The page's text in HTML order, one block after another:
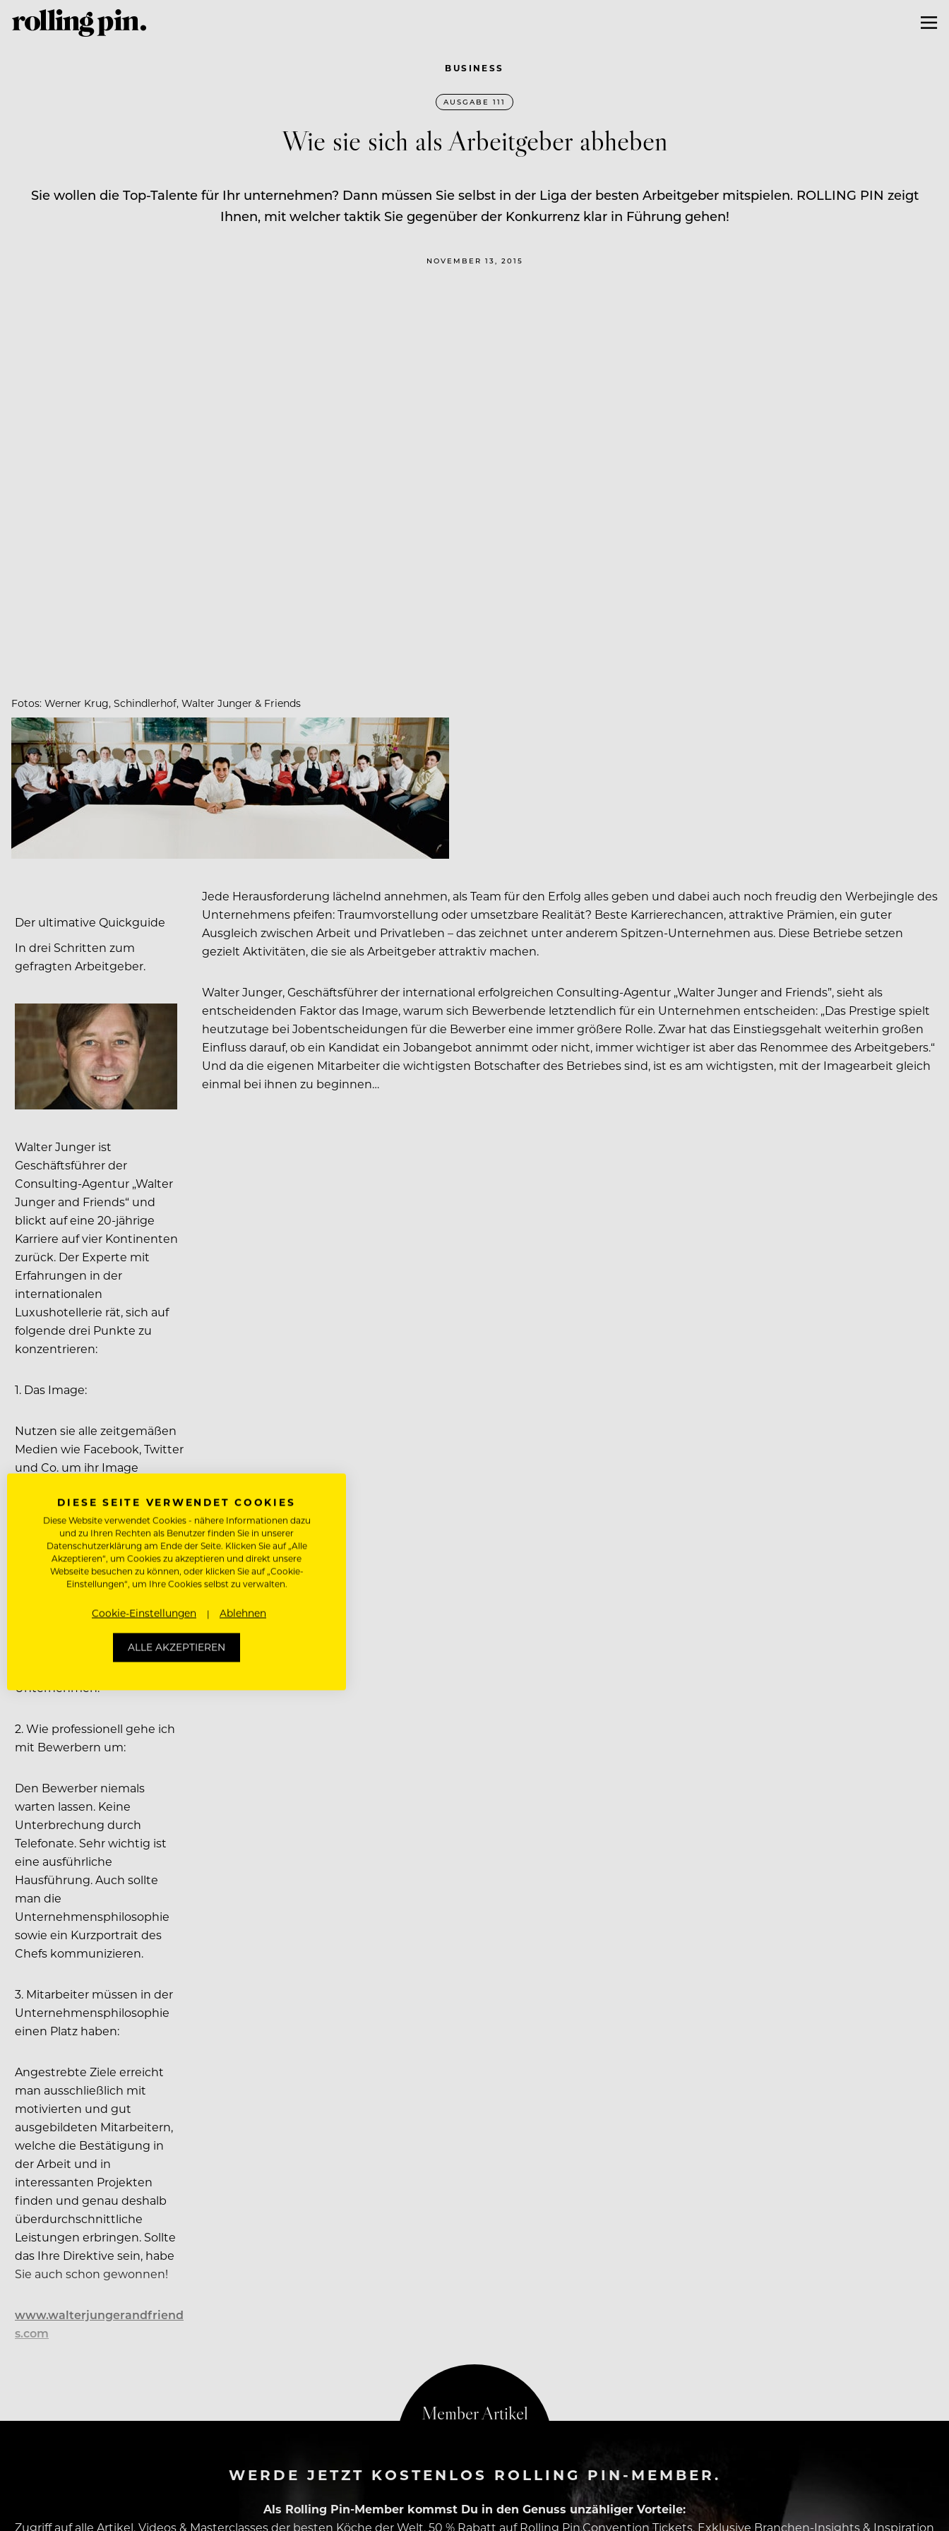
BUSINESS
AUSGABE 111
Wie sie sich als Arbeitgeber abheben
Sie wollen die Top-Talente für Ihr unternehmen? Dann müssen Sie selbst in der Liga der besten Arbeitgeber mitspielen. ROLLING PIN zeigt
Ihnen, mit welcher taktik Sie gegenüber der Konkurrenz klar in Führung gehen!
NOVEMBER 13, 2015
Fotos: Werner Krug, Schindlerhof, Walter Junger & Friends
Der ultimative Quickguide
In drei Schritten zum
gefragten Arbeitgeber.
Walter Junger ist
Geschäftsführer der
Consulting-Agentur „Walter
Junger and Friends“ und
blickt auf eine 20-jährige
Karriere auf vier Kontinenten
zurück. Der Experte mit
Erfahrungen in der
internationalen
Luxushotellerie rät, sich auf
folgende drei Punkte zu
konzentrieren:
1. Das Image:
Nutzen sie alle zeitgemäßen
Medien wie Facebook, Twitter
und Co. um ihr Image
an Bewerben teil. Sich mit
den besten der Branche zu
messen ist immer ein
wesentlicher Erfolgsfaktor!
Bieten Sie auch Schulungen
hochwertige Ausbildung
spricht sich schnell herum
und ist somit die beste
Unternehmen.
2. Wie professionell gehe ich
mit Bewerbern um:
Den Bewerber niemals
warten lassen. Keine
Unterbrechung durch
Telefonate. Sehr wichtig ist
eine ausführliche
Hausführung. Auch sollte
man die
Unternehmensphilosophie
sowie ein Kurzportrait des
Chefs kommunizieren.
3. Mitarbeiter müssen in der
Unternehmensphilosophie
einen Platz haben:
Angestrebte Ziele erreicht
man ausschließlich mit
motivierten und gut
ausgebildeten Mitarbeitern,
welche die Bestätigung in
der Arbeit und in
interessanten Projekten
finden und genau deshalb
überdurchschnittliche
Leistungen erbringen. Sollte
das Ihre Direktive sein, habe
Sie auch schon gewonnen!
www.walterjungerandfriend
s.com
Jede Herausforderung lächelnd annehmen, als Team für den Erfolg alles geben und dabei auch noch freudig den Werbejingle des
Unternehmens pfeifen: Traumvorstellung oder umsetzbare Realität? Beste Karrierechancen, attraktive Prämien, ein guter
Ausgleich zwischen Arbeit und Privatleben – das zeichnet unter anderem Spitzen-Unternehmen aus. Diese Betriebe setzen
gezielt Aktivitäten, die sie als Arbeitgeber attraktiv machen.
Walter Junger, Geschäftsführer der international erfolgreichen Consulting-Agentur „Walter Junger and Friends”, sieht als
entscheidenden Faktor das Image, warum sich Bewerbende letztendlich für ein Unternehmen entscheiden: „Das Prestige spielt
heutzutage bei Jobentscheidungen für die Bewerber eine immer größere Rolle. Zwar hat das Einstiegsgehalt weiterhin großen
Einfluss darauf, ob ein Kandidat ein Jobangebot annimmt oder nicht, immer wichtiger ist aber das Renommee des Arbeitgebers.“
Und da die eigenen Mitarbeiter die wichtigsten Botschafter des Betriebes sind, ist es am wichtigsten, mit der Imagearbeit gleich
einmal bei ihnen zu beginnen…
WERDE JETZT KOSTENLOS ROLLING PIN-MEMBER.
Als Rolling Pin-Member kommst Du in den Genuss unzähliger Vorteile:
Zugriff auf alle Artikel, Videos & Masterclasses der besten Köche der Welt, 50 % Rabatt auf Rolling Pin.Convention Tickets, Exklusive Branchen-Insights & Inspiration
DIESE SEITE VERWENDET COOKIES
Diese Website verwendet Cookies - nähere Informationen dazu
und zu Ihren Rechten als Benutzer finden Sie in unserer
Datenschutzerklärung am Ende der Seite. Klicken Sie auf „Alle
Akzeptieren“, um Cookies zu akzeptieren und direkt unsere
Webseite besuchen zu können, oder klicken Sie auf „Cookie-
Einstellungen“, um Ihre Cookies selbst zu verwalten.
Cookie-Einstellungen Ablehnen
ALLE AKZEPTIEREN